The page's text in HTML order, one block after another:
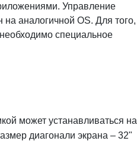
Управление
аналогичной OS. Для того,
специальное
может устанавливаться на
диагонали экрана – 32"